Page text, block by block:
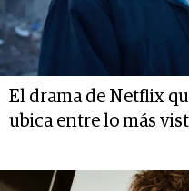
El drama de Netflix
ubica entre lo más